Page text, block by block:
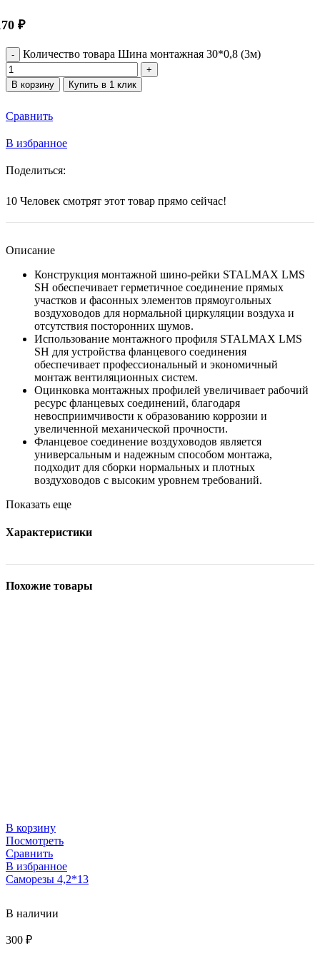
₽
Количество товара Шина монтажная 30*0,8 (3м)
В корзину Купить в 1 клик
Сравнить
В избранное
Поделиться:
10 Человек смотрят этот товар прямо сейчас!
Описание
Конструкция монтажной шино-рейки STALMAX LMS
SH обеспечивает герметичное соединение прямых
участков и фасонных элементов прямоугольных
воздуховодов для нормальной циркуляции воздуха и
отсутствия посторонних шумов.
Использование монтажного профиля STALMAX LMS
SH для устройства фланцевого соединения
обеспечивает профессиональный и экономичный
монтаж вентиляционных систем.
Оцинковка монтажных профилей увеличивает рабочий
ресурс фланцевых соединений, благодаря
невосприимчивости к образованию коррозии и
увеличенной механической прочности.
Фланцевое соединение воздуховодов является
универсальным и надежным способом монтажа,
подходит для сборки нормальных и плотных
воздуховодов с высоким уровнем требований.
Показать еще
Характеристики
Похожие товары
В корзину
Посмотреть
Сравнить
В избранное
Саморезы 4,2*13
В наличии
300 ₽